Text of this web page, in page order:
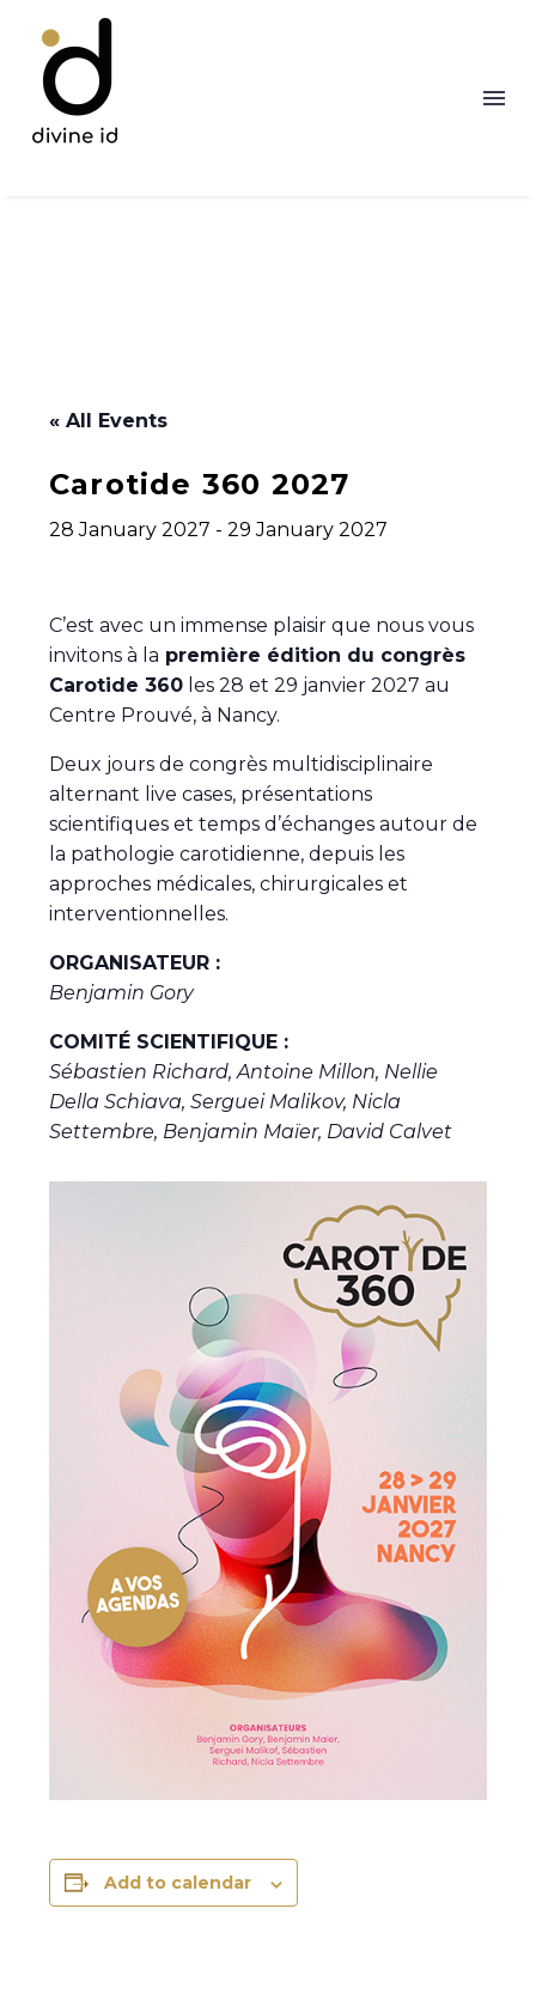
« All Events
Carotide 360 2027
28 January 2027 - 29 January 2027
C’est avec un immense plaisir que nous vous
invitons à la première édition du congrès
Carotide 360 les 28 et 29 janvier 2027 au
Centre Prouvé, à Nancy.
Deux jours de congrès multidisciplinaire
alternant live cases, présentations
scientifiques et temps d’échanges autour de
la pathologie carotidienne, depuis les
approches médicales, chirurgicales et
interventionnelles.
ORGANISATEUR :
Benjamin Gory
COMITÉ SCIENTIFIQUE :
Sébastien Richard, Antoine Millon, Nellie
Della Schiava, Serguei Malikov, Nicla
Settembre, Benjamin Maïer, David Calvet
Add to calendar